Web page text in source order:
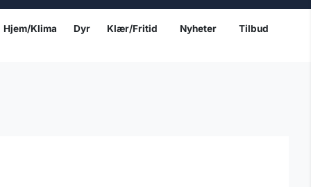
Hjem/Klima Dyr Klær/Fritid Nyheter
Tilbud